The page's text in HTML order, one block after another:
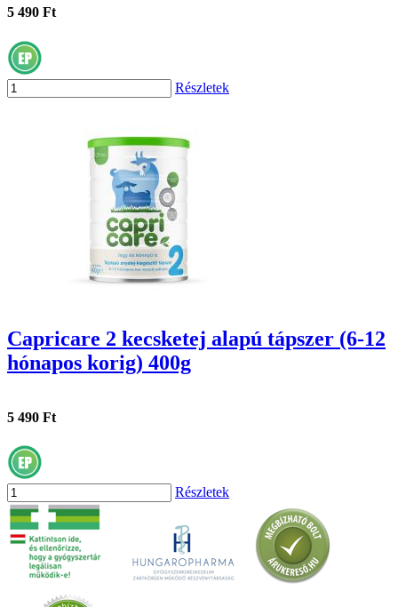
5 490 Ft
Részletek
Capricare 2 kecsketej alapú tápszer (6-12
hónapos korig) 400g
5 490 Ft
Részletek